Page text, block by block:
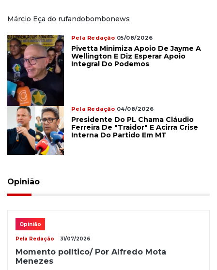
Márcio Eça do rufandobombonews
Pela Redação 05/08/2026
Pivetta Minimiza Apoio De Jayme A
Wellington E Diz Esperar Apoio
Integral Do Podemos
Pela Redação 04/08/2026
Presidente Do PL Chama Cláudio
Ferreira De "traidor" E Acirra Crise
Interna Do Partido Em MT
Opinião
Opinião
Pela Redação 31/07/2026
Momento político/ Por Alfredo Mota
Menezes